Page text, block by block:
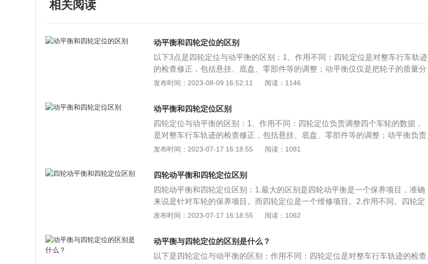
相关阅读
动平衡和四轮定位的区别
以下3点是四轮定位与动平衡的区别：1、作用不同：四轮定位是对整车行车轨迹
的检查修正，包括悬挂、底盘、零部件等的调整；动平衡仅仅是把轮子的质量分
布变得均衡一点，让其转起来更圆。2、功能不同：四轮定位负责调整四个车轮
倾角、主销内倾角、前轮外倾角和前轮前束四个内容，后轮定位包括车轮外倾角
和逐个后轮前束。前轮定位和后轮定位总起来说叫车轮定位，也就是常说的四轮
定位。动平衡是指车辆在运行的过程中车轮之间的平衡，加平衡块是因为每一条
轮胎在制造的时候整体各部分的质量分布不可能均匀。以下4种情况要做动平
衡：1、更换新轮胎后。一定要把轮辋上面原来的平衡块全部去掉，重新做轮胎
衡，需要重新做动平衡。如果补胎点没有轮胎平衡仪，补轮胎需要就近找专业修
理店做一下轮胎动平衡。3、轮辋损伤。撞到车轮可能导致轮辋失圆，必须做轮
胎动平衡判断轮辋是否需要更换。4、加装胎压检测。胎压监测一般是要在气门
动平衡。以下3种情况要做四轮定位：1、车辆出现跑偏。我们都知道方向盘有自
自主地向左或向右跑偏，要不停地摆正方向盘才能保持直线行驶，这时就需要去
做一下四轮定位了。2、轮胎偏磨严重。平时开车时我们不会仔细检查轮胎，但
发布时间：2023-08-09 16:52:11 阅读：1146
动平衡和四轮定位区别
四轮定位与动平衡的区别：1、作用不同：四轮定位负责调整四个车轮的数据，
是对整车行车轨迹的检查修正，包括悬挂、底盘、零部件等的调整；动平衡负责
对每个车轮进行配重，仅仅是把轮子的质量分布变得均衡一点，让其转起来更
前束四个内容，后轮定位包括车轮外倾角和逐个后轮前束。前轮定位和后轮定位
总起来说叫车轮定位，也就是常说的四轮定位。动平衡是指车辆在运行的过程中
车轮之间的平衡，加平衡块是因为每一条轮胎在制造的时候整体各部分的质量分
布不可能均匀。
发布时间：2023-07-17 16:18:55 阅读：1081
四轮动平衡和四轮定位区别
四轮动平衡和四轮定位区别：1.最大的区别是四轮动平衡是一个保养项目，准确
来说是针对车轮的保养项目。而四轮定位是一个维修项目。2.作用不同。四轮定
位是对整车行车轨迹的检查修正，包括悬挂、底盘、零部件等的调整；四轮动平
定位负责调整四个车轮的数据；四轮动平衡负责对每个车轮进行配重。4.定义不
同。前轮定位包括主销后倾角、主销内倾角、前轮外倾角和前轮前束四个内容，
后轮定位包括车轮外倾角和逐个后轮前束。前轮定位和后轮定位总起来说叫车轮
发布时间：2023-07-17 16:18:55 阅读：1062
动平衡与四轮定位的区别是什么？
以下是四轮定位与动平衡的区别：作用不同：四轮定位是对整车行车轨迹的检查